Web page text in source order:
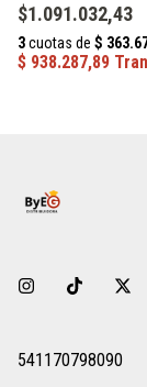
$1.091.032,43
541170798090